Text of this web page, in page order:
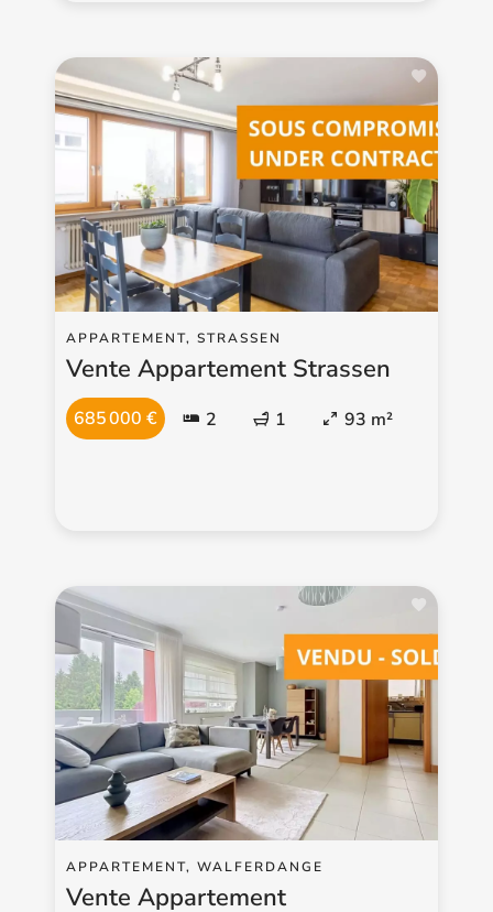
APPARTEMENT, STRASSEN
Vente Appartement Strassen
685 000 € 2 1 93 m²
APPARTEMENT, WALFERDANGE
Vente Appartement